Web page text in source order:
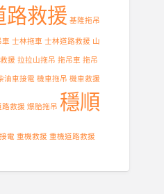
路救援 基隆拖吊
車 士林拖車 士林道路救援 山
援 拉拉山拖吊 拖吊車 拖吊
油車接電 機車拖吊 機車救援
路救援 爆胎拖吊 穩順
電 重機救援 重機道路救援